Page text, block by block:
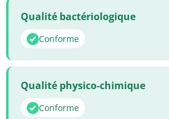
Qualité bactériologique
Conforme
Qualité physico-chimique
Conforme